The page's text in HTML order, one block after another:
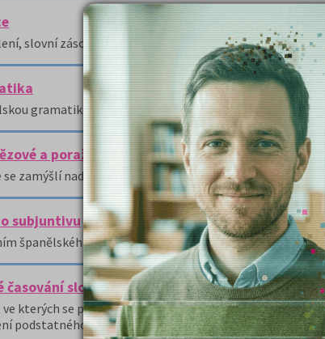
slovní zásobu a příklady na daná témata.
gramatikou.
a poražení - španělsky
se zamýšlí nad otázkou, proč jsou některé země
subjuntivu
španělského subjuntivu, tj.
sloves SER a ESTAR a zvratná slovesa
ve kterých se používá, včetně příkladů (vyjádření
podstatného jména ve jmenném přísudku, ve spojení s